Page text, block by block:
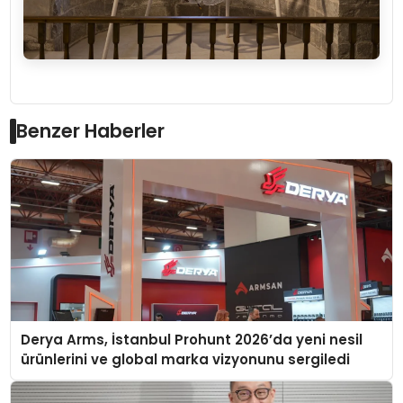
Benzer Haberler
Derya Arms, İstanbul Prohunt 2026’da yeni nesil
ürünlerini ve global marka vizyonunu sergiledi